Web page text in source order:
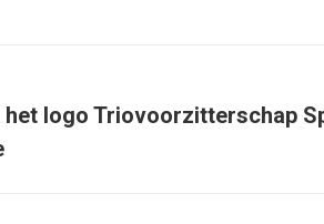
logo Triovoorzitterschap